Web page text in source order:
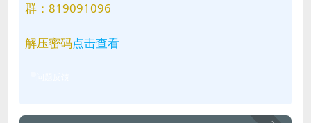
群：819091096
解压密码点击查看